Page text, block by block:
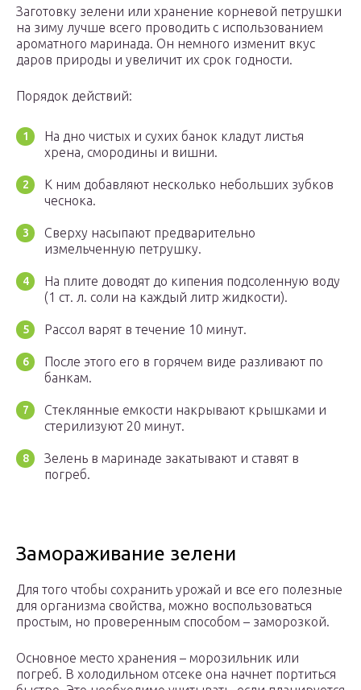
Заготовку зелени или хранение корневой петрушки
на зиму лучше всего проводить с использованием
ароматного маринада. Он немного изменит вкус
даров природы и увеличит их срок годности.
Порядок действий:
На дно чистых и сухих банок кладут листья
хрена, смородины и вишни.
К ним добавляют несколько небольших зубков
чеснока.
Сверху насыпают предварительно
измельченную петрушку.
На плите доводят до кипения подсоленную воду
(1 ст. л. соли на каждый литр жидкости).
Рассол варят в течение 10 минут.
После этого его в горячем виде разливают по
банкам.
Стеклянные емкости накрывают крышками и
стерилизуют 20 минут.
Зелень в маринаде закатывают и ставят в
погреб.
Замораживание зелени
Для того чтобы сохранить урожай и все его полезные
для организма свойства, можно воспользоваться
простым, но проверенным способом – заморозкой.
Основное место хранения – морозильник или
погреб. В холодильном отсеке она начнет портиться